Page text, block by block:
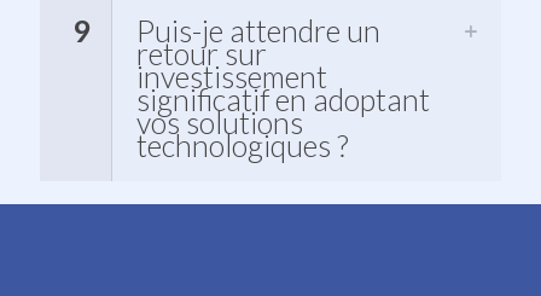
9 Puis-je attendre un
retour sur
investissement
significatif en adoptant
vos solutions
technologiques ?